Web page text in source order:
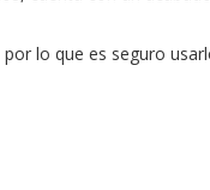
lo que es seguro